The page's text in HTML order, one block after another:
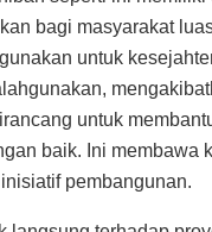
bagi masyarakat
untuk
untuk
baik. Ini membawa
pembangunan.